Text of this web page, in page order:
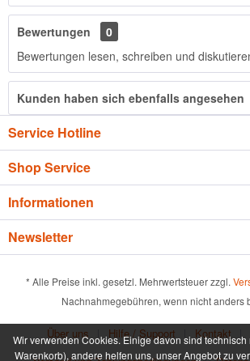
Bewertungen
0
Bewertungen lesen, schreiben und
Kunden haben sich ebenfalls angesehen
Service Hotline
Shop Service
Informationen
Newsletter
* Alle Preise inkl. gesetzl. Mehrwertsteuer zzgl.
Nachnahmegebühren, wenn nicht anders
Über uns Hilfe / Support Kontakt
Wir verwenden Cookies. Einige davon sind technisch
Warenkorb), andere helfen uns, unser Angebot zu